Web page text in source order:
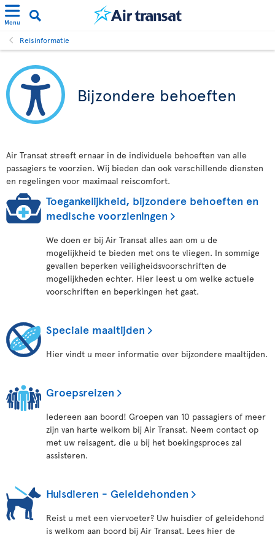
Menu
Reisinformatie
Bijzondere behoeften
Air Transat streeft ernaar in de individuele behoeften van alle
passagiers te voorzien. Wij bieden dan ook verschillende diensten
en regelingen voor maximaal reiscomfort.
Toegankelijkheid, bijzondere behoeften en
medische voorzieningen
We doen er bij Air Transat alles aan om u de
mogelijkheid te bieden met ons te vliegen. In sommige
gevallen beperken veiligheidsvoorschriften de
mogelijkheden echter. Hier leest u om welke actuele
voorschriften en beperkingen het gaat.
Speciale maaltijden
Hier vindt u meer informatie over bijzondere maaltijden.
Groepsreizen
Iedereen aan boord! Groepen van 10 passagiers of meer
zijn van harte welkom bij Air Transat. Neem contact op
met uw reisagent, die u bij het boekingsproces zal
assisteren.
Huisdieren - Geleidehonden
Reist u met een viervoeter? Uw huisdier of geleidehond
is welkom aan boord bij Air Transat. Lees hier de